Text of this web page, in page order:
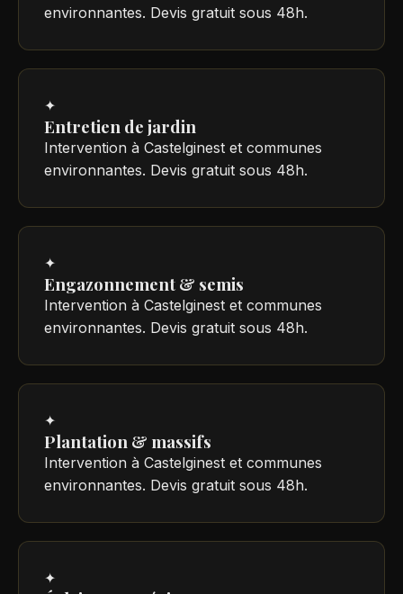
environnantes. Devis gratuit sous 48h.
✦
Entretien de jardin
Intervention à Castelginest et communes
environnantes. Devis gratuit sous 48h.
✦
Engazonnement & semis
Intervention à Castelginest et communes
environnantes. Devis gratuit sous 48h.
✦
Plantation & massifs
Intervention à Castelginest et communes
environnantes. Devis gratuit sous 48h.
✦